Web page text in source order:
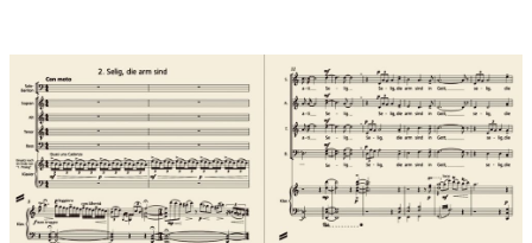
siebenhundertdreissig in Freising. Der Herr ist mein Hirte, mir
wird nichts mangeln.
Chor: Nam et si ambula vera in valle umbrae mortis non timeo
mala quoniam tu mecum es.
Nr. 4 SELIG, DIE TRAUERNDEN…
Chor: Makarioi, Beati, Selig!
Selig, die Trauernden, denn sie werden getröstet werden
(Math. 5,4)